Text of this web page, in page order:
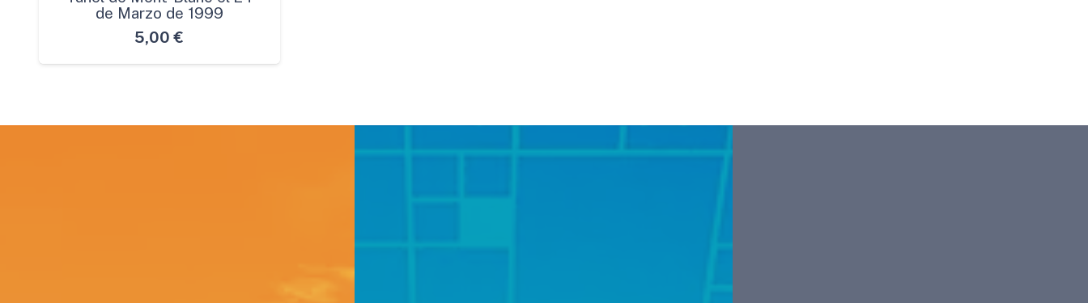
de Marzo de 1999
5,00 €